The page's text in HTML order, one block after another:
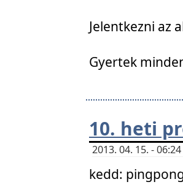
Jelentkezni az
Gyertek
10. heti
2013. 04. 15. -
kedd: